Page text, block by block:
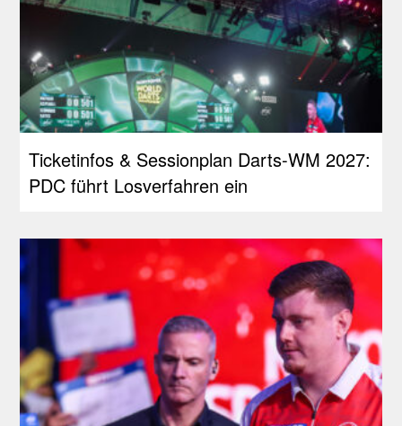
Ticketinfos & Sessionplan Darts-WM 2027:
PDC führt Losverfahren ein